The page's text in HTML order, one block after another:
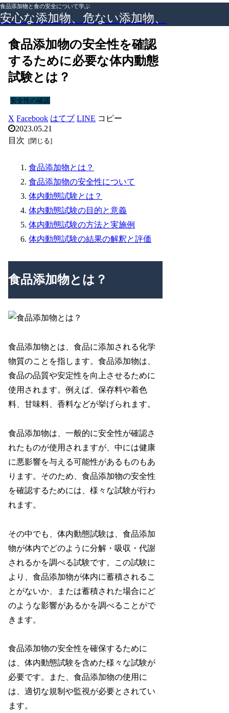
食品添加物と食の安全について学ぶ
安心な添加物、危ない添加物、
食品添加物の安全性を確認
するために必要な体内動態
試験とは？
安全性の確認
X Facebook はてブ LINE コピー
2023.05.21
目次
食品添加物とは？
食品添加物の安全性について
体内動態試験とは？
体内動態試験の目的と意義
体内動態試験の方法と実施例
体内動態試験の結果の解釈と評価
食品添加物とは？
食品添加物とは、食品に添加される化学
物質のことを指します。食品添加物は、
食品の品質や安定性を向上させるために
使用されます。例えば、保存料や着色
料、甘味料、香料などが挙げられます。
食品添加物は、一般的に安全性が確認さ
れたものが使用されますが、中には健康
に悪影響を与える可能性があるものもあ
ります。そのため、食品添加物の安全性
を確認するためには、様々な試験が行わ
れます。
その中でも、体内動態試験は、食品添加
物が体内でどのように分解・吸収・代謝
されるかを調べる試験です。この試験に
より、食品添加物が体内に蓄積されるこ
とがないか、または蓄積された場合にど
のような影響があるかを調べることがで
きます。
食品添加物の安全性を確保するために
は、体内動態試験を含めた様々な試験が
必要です。また、食品添加物の使用に
は、適切な規制や監視が必要とされてい
ます。